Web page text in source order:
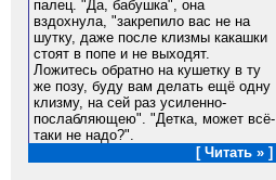
палец. "Да, бабушка", она
вздохнула, "закрепило вас не на
шутку, даже после клизмы какашки
стоят в попе и не выходят.
Ложитесь обратно на кушетку в ту
же позу, буду вам делать ещё одну
клизму, на сей раз усиленно-
послабляющею". "Детка, может всё-
таки не надо?".
[ Читать » ]